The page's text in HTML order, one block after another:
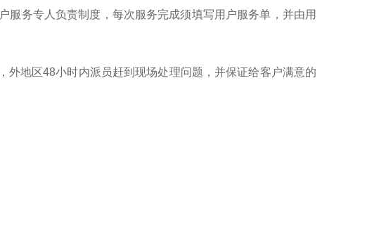
务专人负责制度，每次服务完成须填写用户服务单，并由用
地区48小时内派员赶到现场处理问题，并保证给客户满意的